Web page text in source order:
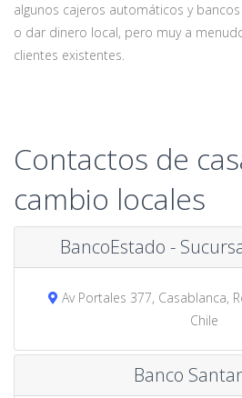
algunos cajeros automáticos y
o dar dinero local, pero muy a
clientes existentes.
Contactos de
cambio locales
BancoEstado -
Av Portales 377, Casablanca,
Chile
Banco